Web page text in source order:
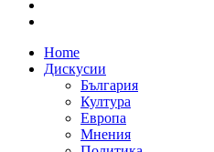
Home
Дискусии
България
Култура
Европа
Мнения